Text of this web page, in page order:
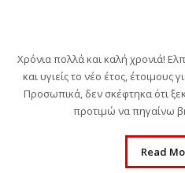
Χρόνια πολλά και καλή χρονιά!
και υγιείς το νέο έτος, έτοιμους
Προσωπικά, δεν σκέφτηκα ότι
προτιμώ να πηγαίνω
Read